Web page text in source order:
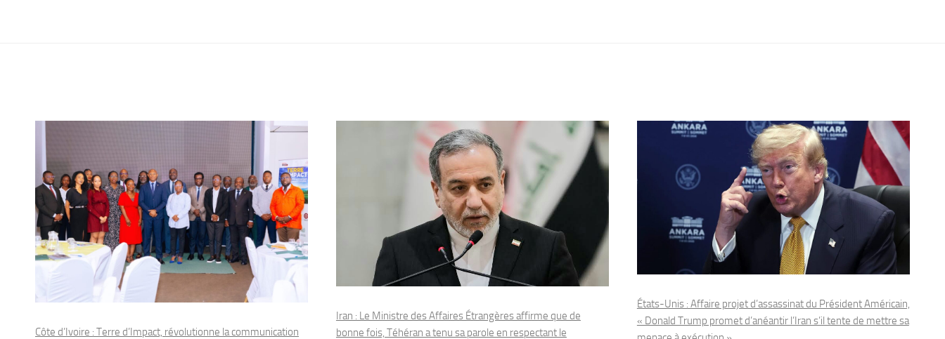
Côte d’Ivoire : Terre d’Impact, révolutionne la communication
Iran : Le Ministre des Affaires Étrangères affirme que de
bonne fois, Téhéran a tenu sa parole en respectant le
États-Unis : Affaire projet d’assassinat du Président Américain,
« Donald Trump promet d’anéantir l’Iran s’il tente de mettre sa